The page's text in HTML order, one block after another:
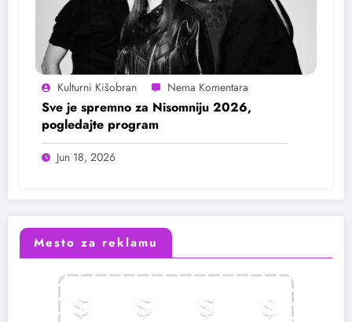
Kulturni Kišobran
Sve je spremno za Nisomniju 2026,
pogledajte program
Jun 18, 2026
Mesto za reklamu